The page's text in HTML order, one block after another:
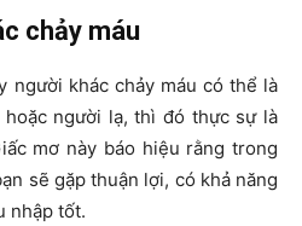
chảy máu
người khác chảy máu có thể là
người lạ, thì đó thực sự là
mơ này báo hiệu rằng trong
sẽ gặp thuận lợi, có khả năng
nhập tốt.